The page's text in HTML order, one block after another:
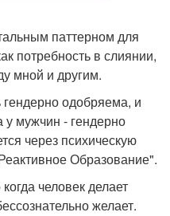
паттерном для
потребность в слиянии,
мной и другим.
одобряема, и
у мужчин - гендерно
через психическую
Образование".
человек делает
желает.